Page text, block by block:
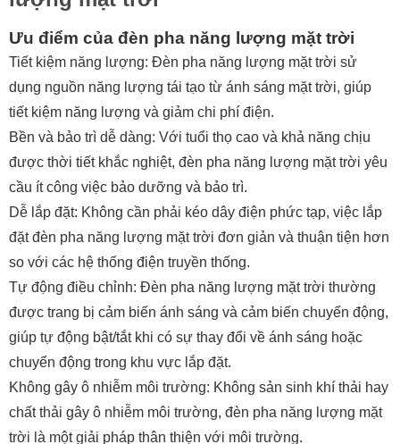
Ưu điểm của đèn pha năng lượng mặt trời
Tiết kiệm năng lượng: Đèn pha năng lượng mặt trời sử
dụng nguồn năng lượng tái tạo từ ánh sáng mặt trời, giúp
tiết kiệm năng lượng và giảm chi phí điện.
Bền và bảo trì dễ dàng: Với tuổi thọ cao và khả năng chịu
được thời tiết khắc nghiệt, đèn pha năng lượng mặt trời yêu
cầu ít công việc bảo dưỡng và bảo trì.
Dễ lắp đặt: Không cần phải kéo dây điện phức tạp, việc lắp
đặt đèn pha năng lượng mặt trời đơn giản và thuận tiện hơn
so với các hệ thống điện truyền thống.
Tự động điều chỉnh: Đèn pha năng lượng mặt trời thường
được trang bị cảm biến ánh sáng và cảm biến chuyển động,
giúp tự động bật/tắt khi có sự thay đổi về ánh sáng hoặc
chuyển động trong khu vực lắp đặt.
Không gây ô nhiễm môi trường: Không sản sinh khí thải hay
chất thải gây ô nhiễm môi trường, đèn pha năng lượng mặt
trời là một giải pháp thân thiện với môi trường.